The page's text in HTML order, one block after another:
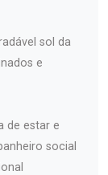
sol da
e
de estar e
social